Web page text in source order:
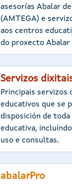
asesorías Abalar
(AMTEGA) e
aos centros
do proxecto Abalar
Servizos
Principais servizos
educativos que se
disposición de toda
educativa,
uso e consultas.
abalarPro